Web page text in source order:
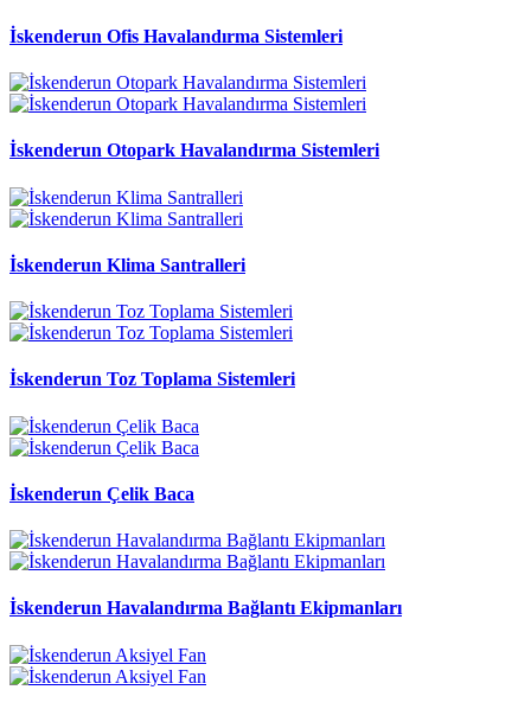
İskenderun Ofis Havalandırma Sistemleri
İskenderun Otopark Havalandırma Sistemleri
İskenderun Klima Santralleri
İskenderun Toz Toplama Sistemleri
İskenderun Çelik Baca
İskenderun Havalandırma Bağlantı Ekipmanları